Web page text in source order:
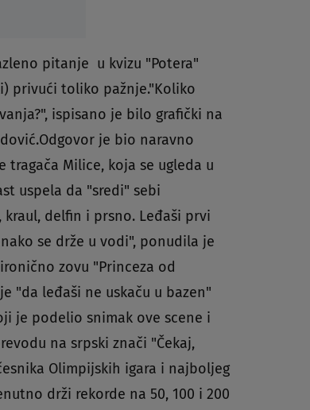
pitanje u kvizu "Potera"
privući toliko pažnje."Koliko
ispisano je bilo grafički na
je bio naravno
Milice, koja se ugleda u
uspela da "sredi" sebi
delfin i prsno. Leđaši prvi
se drže u vodi", ponudila je
zovu "Princeza od
"da leđaši ne uskaču u bazen"
je podelio snimak ove scene i
na srpski znači "Čekaj,
Olimpijskih igara i najboljeg
drži rekorde na 50, 100 i 200